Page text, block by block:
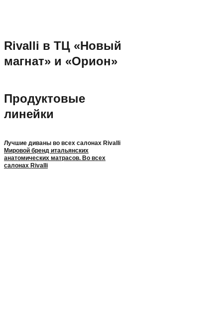
Продуктовые
линейки
Лучшие диваны во всех салонах Rivalli
Мировой бренд итальянских
анатомических матрасов. Во всех
салонах Rivalli
Rivalli в ТЦ «Новый
магнат» и «Орион»